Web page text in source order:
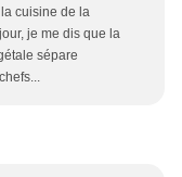
cuisine de la
je me dis que la
sépare